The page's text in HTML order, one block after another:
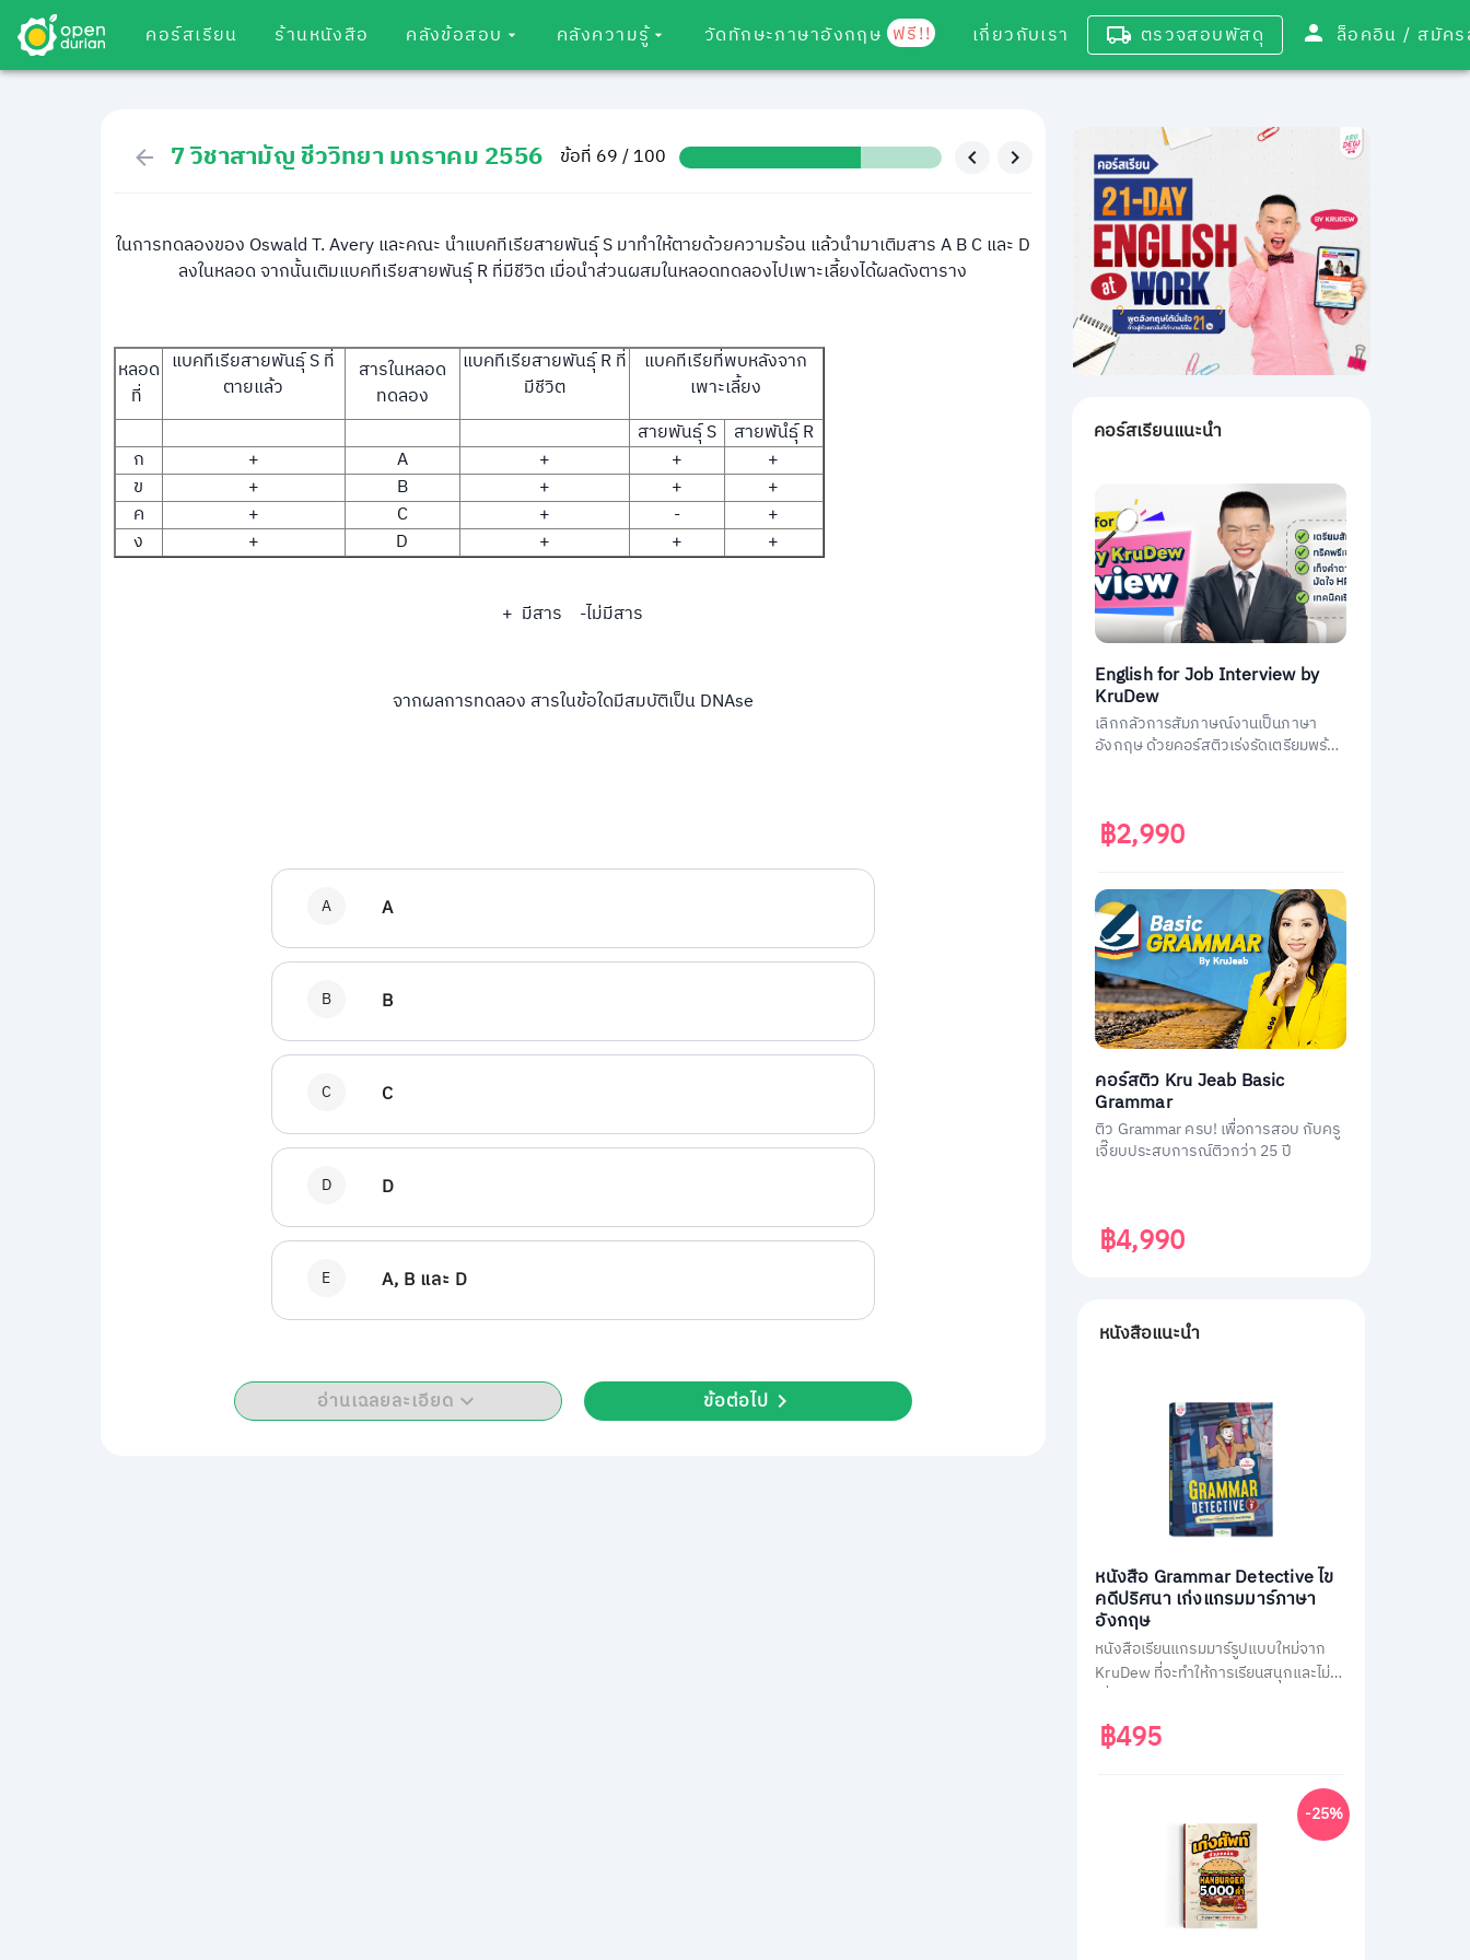
คอร์สเรียน ร้านหนังสือ คลังข้อสอบ คลังความรู้ วัดทักษะภาษาอังกฤษ ฟรี!! เกี่ยวกับเรา ตรวจสอบพัสดุ ล็อคอิน /
7 วิชาสามัญ ชีววิทยา มกราคม 2556 ข้อที่ 69 / 100
ในการทดลองของ Oswald T. Avery และคณะ นำแบคทีเรียสายพันธุ์ S มาทำให้ตายด้วยความร้อน แล้วนำมาเติมสาร A B C และ D
ลงในหลอด จากนั้นเติมแบคทีเรียสายพันธุ์ R ที่มีชีวิต เมื่อนำส่วนผสมในหลอดทดลองไปเพาะเลี้ยงได้ผลดังตาราง
หลอด
ที่
แบคทีเรียสายพันธุ์ S ที่
ตายแล้ว
สารในหลอด
ทดลอง
แบคทีเรียสายพันธุ์ R ที่
มีชีวิต
แบคทีเรียที่พบหลังจาก
เพาะเลี้ยง
สายพันธุ์ S
สายพันํธุ์ R
ก
+ A + +
+
ข
+ B + +
+
ค
+ C + -
+
ง
+ D + + +
+ มีสาร -ไม่มีสาร
จากผลการทดลอง สารในข้อใดมีสมบัติเป็น DNAse
A A
B B
C C
D D
E A, B และ D
อ่านเฉลยละเอียด ข้อต่อไป
คอร์สเรียนแนะนำ
English for Job Interview by
KruDew
เลิกกลัวการสัมภาษณ์งานเป็นภาษา
อังกฤษ ด้วยคอร์สติวเร่งรัดเตรียมพร้อม
฿2,990
คอร์สติว Kru Jeab Basic
Grammar
ติว Grammar ครบ! เพื่อการสอบ กับครู
เจี๊ยบประสบการณ์ติวกว่า 25 ปี
฿4,990
หนังสือแนะนำ
หนังสือ Grammar Detective ไข
คดีปริศนา เก่งแกรมมาร์ภาษา
อังกฤษ
หนังสือเรียนแกรมมาร์รูปแบบใหม่จาก
KruDew ที่จะทำให้การเรียนสนุกและไม่น่า
สวมบทนักสืบ ไขคดีปริศนาไปพร้อมกับ
การเรียนรู้หลักแกรมมาร์ที่ครอบคลุม
ฝึกหัดทบทวนความเข้าใจมากกว่า 400
฿495
-25%